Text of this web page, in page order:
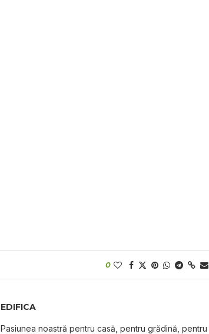
0
EDIFICA
Pasiunea noastră pentru casă, pentru grădină,